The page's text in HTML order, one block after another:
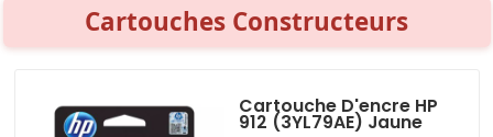
Cartouches Constructeurs
Cartouche D'encre HP
912 (3YL79AE) Jaune